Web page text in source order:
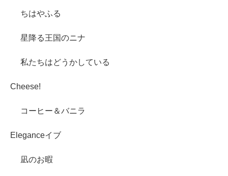
ちはやふる
星降る王国のニナ
私たちはどうかしている
Cheese!
コーヒー＆バニラ
Eleganceイブ
凪のお暇